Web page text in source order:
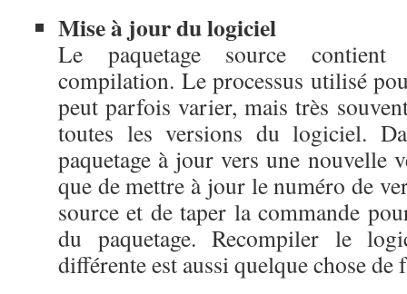
Miseàjour du logiciel
Le paquetage source
compilation. Le processus utilisé
peut parfois varier, mais très
toutes les versions du logiciel.
paquetage à jour vers une nouvelle
que de mettre à jour le numéro de
source et de taper la commande
du paquetage. Recompiler le
différente est aussi quelque chose de